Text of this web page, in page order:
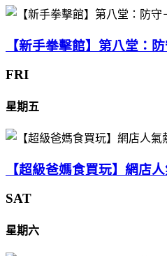
【新手拳擊館】第八堂：
FRI
星期五
【超級爸媽食買玩】網店
SAT
星期六